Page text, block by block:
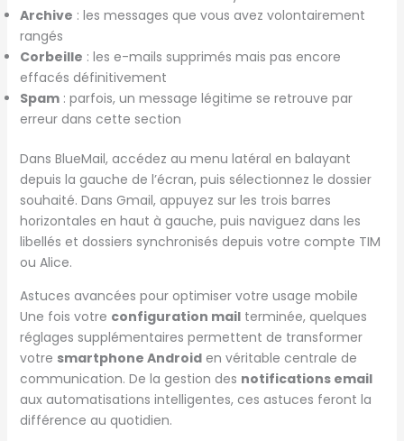
Archive : les messages que vous avez volontairement
rangés
Corbeille : les e-mails supprimés mais pas encore
effacés définitivement
Spam: parfois, un message légitime se retrouve par
erreur dans cette section
Dans BlueMail, accédez au menu latéral en balayant
depuis la gauche de l’écran, puis sélectionnez le dossier
souhaité. Dans Gmail, appuyez sur les trois barres
horizontales en haut à gauche, puis naviguez dans les
libellés et dossiers synchronisés depuis votre compte TIM
ou Alice.
Astuces avancées pour optimiser votre usage mobile
Une fois votre configuration mailterminée, quelques
réglages supplémentaires permettent de transformer
votre smartphone Androiden véritable centrale de
communication. De la gestion des notifications email
aux automatisations intelligentes, ces astuces feront la
différence au quotidien.